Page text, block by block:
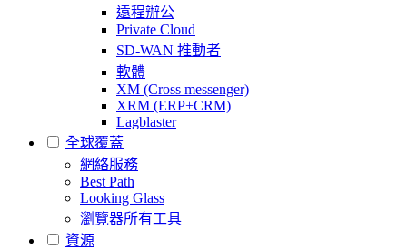
遠程辦公
Private Cloud
SD-WAN 推動者
軟體
XM (Cross messenger)
XRM (ERP+CRM)
Lagblaster
全球覆蓋
網絡服務
Best Path
Looking Glass
瀏覽器所有工具
資源